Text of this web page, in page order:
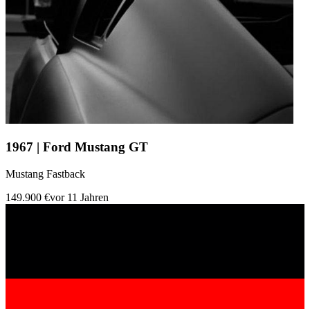
1967 | Ford Mustang GT
Mustang Fastback
149.900 €vor 11 Jahren